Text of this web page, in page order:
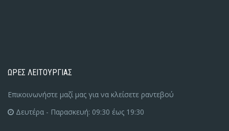
ΩΡΕΣ ΛΕΙΤΟΥΡΓΙΑΣ
Επικοινωνήστε μαζί μας για να κλείσετε ραντεβού
Δευτέρα - Παρασκευή: 09:30 έως 19:30